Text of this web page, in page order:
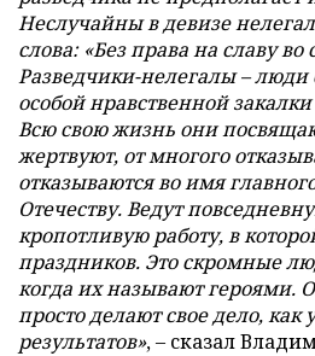
Неслучайны в девизе
слова: «Без права на славу
Разведчики-нелегалы – люди
особой нравственной
Всю свою жизнь они
жертвуют, от многого
отказываются во имя
Отечеству. Ведут
кропотливую работу, в
праздников. Это скромные
когда их называют героями.
просто делают свое дело,
результатов», – сказал